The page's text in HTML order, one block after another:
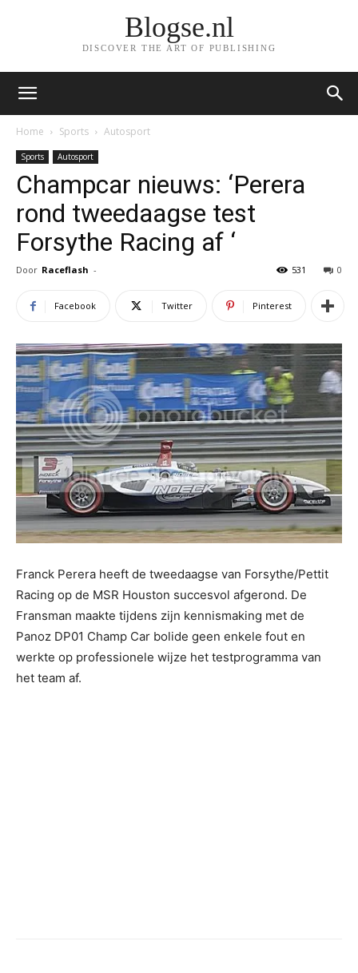
Blogse.nl
DISCOVER THE ART OF PUBLISHING
Home Sports Autosport
Sports Autosport
Champcar nieuws: ‘Perera
rond tweedaagse test
Forsythe Racing af ‘
Door Raceflash - 0
531
Facebook Twitter Pinterest
Franck Perera heeft de tweedaagse van Forsythe/Pettit
Racing op de MSR Houston succesvol afgerond. De
Fransman maakte tijdens zijn kennismaking met de
Panoz DP01 Champ Car bolide geen enkele fout en
werkte op professionele wijze het testprogramma van
het team af.